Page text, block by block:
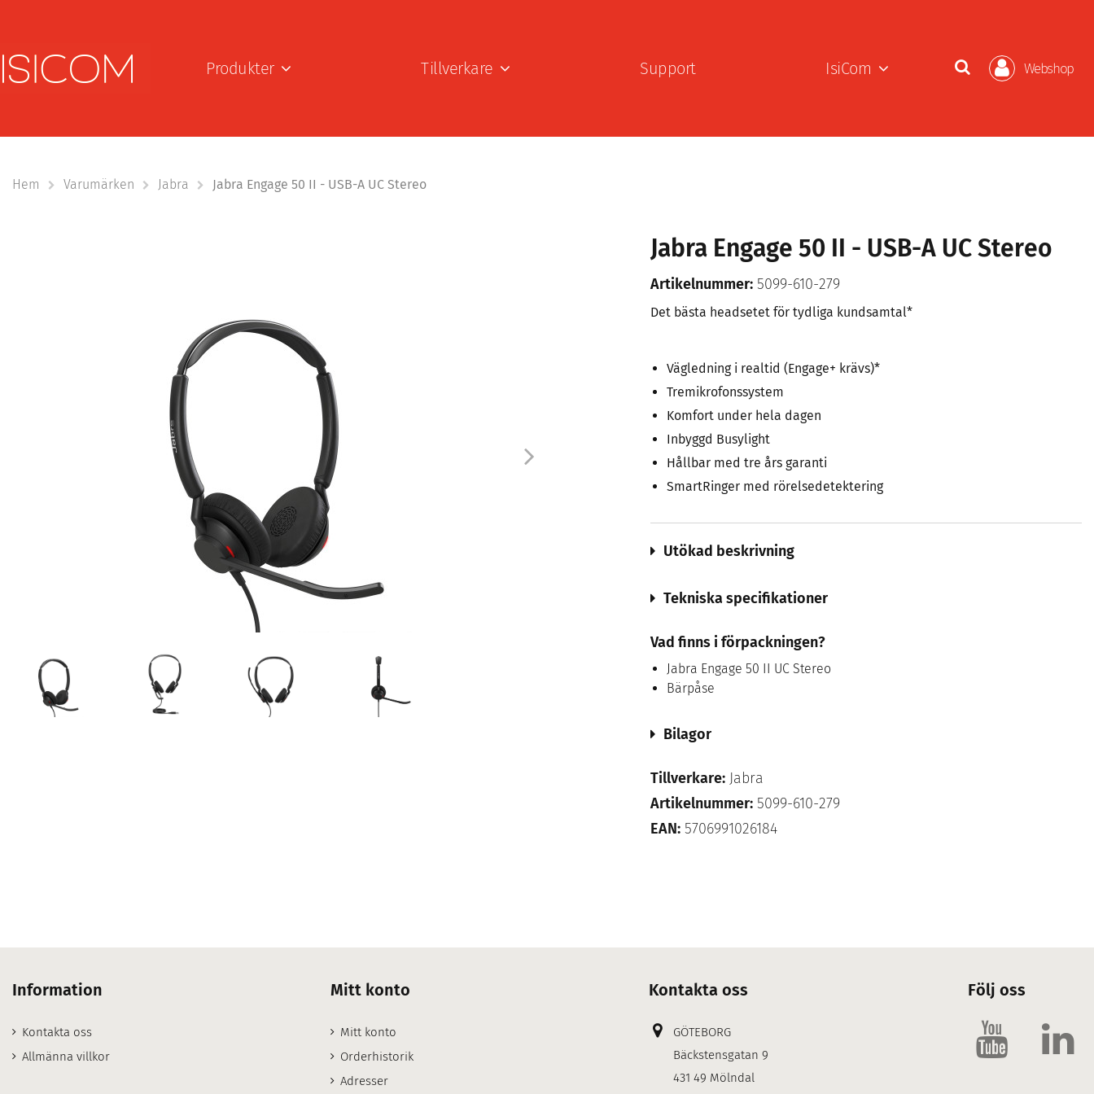
Produkter Tillverkare Support IsiCom Webshop
Hem Varumärken Jabra Jabra Engage 50 II - USB-A UC Stereo
Jabra Engage 50 II - USB-A UC Stereo
Artikelnummer: 5099-610-279
Det bästa headsetet för tydliga kundsamtal*
Vägledning i realtid (Engage+ krävs)*
Tremikrofonssystem
Komfort under hela dagen
Inbyggd Busylight
Hållbar med tre års garanti
SmartRinger med rörelsedetektering
Utökad beskrivning
Tekniska specifikationer
Vad finns i förpackningen?
Jabra Engage 50 II UC Stereo
Bärpåse
Bilagor
Tillverkare: Jabra
Artikelnummer: 5099-610-279
EAN: 5706991026184
Information
Kontakta oss
Allmänna villkor
Mitt konto
Mitt konto
Orderhistorik
Adresser
Kontakta oss
GÖTEBORG
Bäckstensgatan 9
431 49 Mölndal
Följ oss